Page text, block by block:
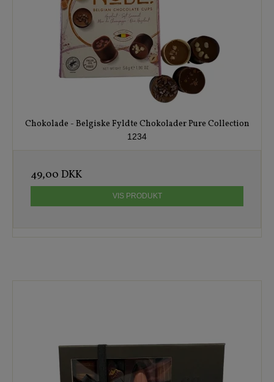
Chokolade - Belgiske Fyldte Chokolader Pure Collection
1234
49,00 DKK
VIS PRODUKT